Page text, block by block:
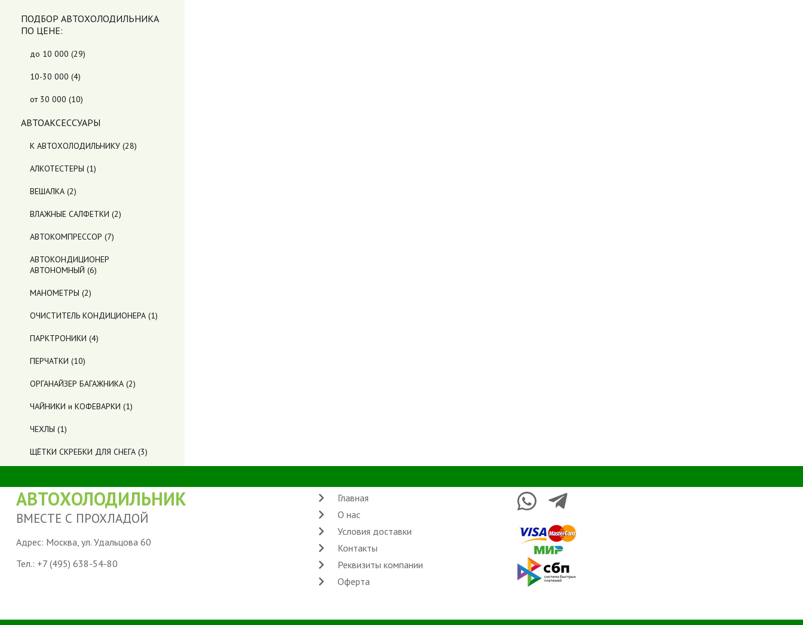
ПОДБОР АВТОХОЛОДИЛЬНИКА
ПO ЦЕНЕ:
до 10 000 (29)
10-30 000 (4)
от 30 000 (10)
АВТОАКСЕССУАРЫ
К АВТОХОЛОДИЛЬНИКУ (28)
АЛКОТЕСТЕРЫ (1)
ВЕШАЛКА (2)
ВЛАЖНЫЕ САЛФЕТКИ (2)
АВТОКОМПРЕССОР (7)
АВТОКОНДИЦИОНЕР
АВТОНОМНЫЙ (6)
МАНОМЕТРЫ (2)
ОЧИСТИТЕЛЬ КОНДИЦИОНЕРА (1)
ПАРКТРОНИКИ (4)
ПЕРЧАТКИ (10)
ОРГАНАЙЗЕР БАГАЖНИКА (2)
ЧАЙНИКИ и КОФЕВАРКИ (1)
ЧЕХЛЫ (1)
ЩЁТКИ СКРЕБКИ ДЛЯ СНЕГА (3)
АВТОХОЛОДИЛЬНИК
ВМЕСТЕ С ПРОХЛАДОЙ
Адрес: Москва, ул. Удальцова 60
Тел.: +7 (495) 638-54-80
Главная
О нас
Условия доставки
Контакты
Реквизиты компании
Оферта